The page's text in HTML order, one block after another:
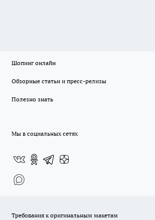
Шопинг онлайн
Обзорные статьи и пресс-релизы
Полезно знать
Мы в социальных сетях
Требования к оригинальным макетам